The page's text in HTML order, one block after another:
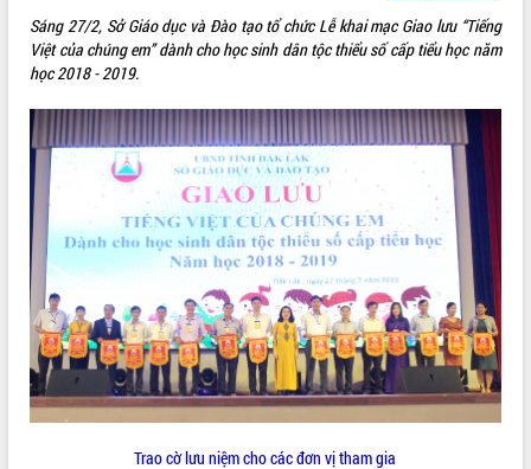
SỞ, BAN, NGÀNH
THÔNG TIN CHỈ ĐẠO ĐIỀU HÀNH
HỆ THỐNG VĂN BẢN
VĂN BẢN HĐND TỈNH
ĐIỂM TIN VĂN BẢN
QUY HOẠCH - KẾ HOẠCH
Sáng 27/2, Sở Giáo dục và Đào tạo tổ chức Lễ khai mạc Giao lưu “Tiếng
Việt của chúng em” dành cho học sinh dân tộc thiểu số cấp tiểu học năm
học 2018 - 2019.
Trao cờ lưu niệm cho các đơn vị tham gia